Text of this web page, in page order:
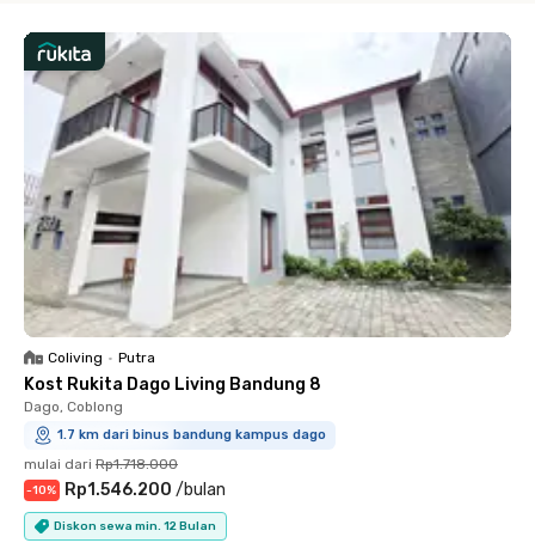
Coliving • Putra
Kost Rukita Dago Living Bandung 8
Dago, Coblong
1.7 km dari binus bandung kampus dago
mulai dari Rp1.718.000
-10% Rp1.546.200 /bulan
Diskon sewa min. 12 Bulan